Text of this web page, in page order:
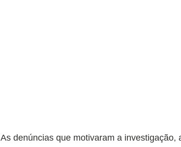
As denúncias que motivaram a